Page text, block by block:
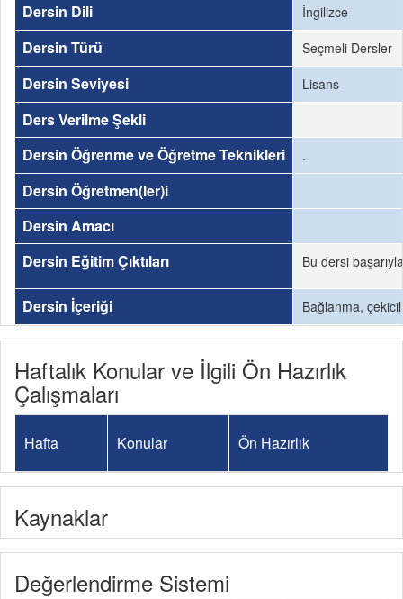
Dersin Dili İngilizce
Dersin Türü Seçmeli Dersler
Dersin Seviyesi Lisans
Ders Verilme Şekli
Dersin Öğrenme ve Öğretme Teknikleri
.
Dersin Öğretmen(ler)i
Dersin Amacı
Dersin Eğitim Çıktıları
Bu dersi
Dersin İçeriği Bağlanma,
Haftalık Konular ve İlgili Ön Hazırlık
Çalışmaları
Hafta Konular Ön Hazırlık
Kaynaklar
Değerlendirme Sistemi